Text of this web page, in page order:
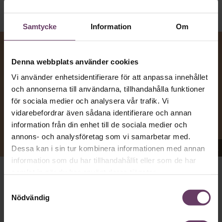
Samtycke Information Om
Denna webbplats använder cookies
Vi använder enhetsidentifierare för att anpassa innehållet
och annonserna till användarna, tillhandahålla funktioner
för sociala medier och analysera vår trafik. Vi
vidarebefordrar även sådana identifierare och annan
information från din enhet till de sociala medier och
annons- och analysföretag som vi samarbetar med.
Dessa kan i sin tur kombinera informationen med annan
information som du har tillhandahållit eller som de har
Nödvändig
Appen Sinceerly imiterar vd:ars kortfattade språk.
mejl från främlingar. Men studenten
Ben Horwitzpå
Harvard Business School kom på ett trick: Han skapade